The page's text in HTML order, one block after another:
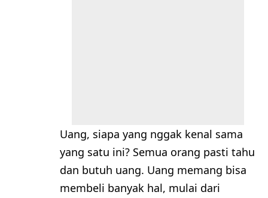
Uang, siapa yang nggak kenal sama
yang satu ini? Semua orang pasti tahu
dan butuh uang. Uang memang bisa
membeli banyak hal, mulai dari